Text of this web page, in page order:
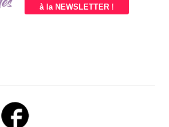
à la NEWSLETTER !